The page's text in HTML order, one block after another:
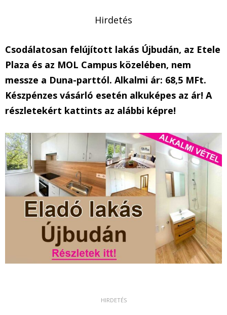
Hirdetés
Csodálatosan felújított lakás Újbudán, az Etele
Plaza és az MOL Campus közelében, nem
messze a Duna-parttól. Alkalmi ár: 68,5 MFt.
Készpénzes vásárló esetén alkuképes az ár! A
részletekért kattints az alábbi képre!